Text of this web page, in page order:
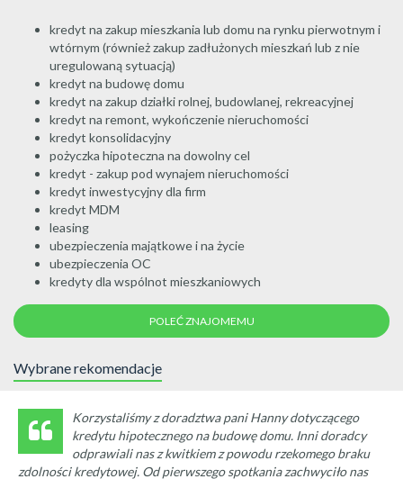
kredyt na zakup mieszkania lub domu na rynku pierwotnym i
wtórnym (również zakup zadłużonych mieszkań lub z nie
uregulowaną sytuacją)
kredyt na budowę domu
kredyt na zakup działki rolnej, budowlanej, rekreacyjnej
kredyt na remont, wykończenie nieruchomości
kredyt konsolidacyjny
pożyczka hipoteczna na dowolny cel
kredyt - zakup pod wynajem nieruchomości
kredyt inwestycyjny dla firm
kredyt MDM
leasing
ubezpieczenia majątkowe i na życie
ubezpieczenia OC
kredyty dla wspólnot mieszkaniowych
POLEĆ ZNAJOMEMU
Wybrane rekomendacje
Korzystaliśmy z doradztwa pani Hanny dotyczącego
kredytu hipotecznego na budowę domu. Inni doradcy
odprawiali nas z kwitkiem z powodu rzekomego braku
zdolności kredytowej. Od pierwszego spotkania zachwyciło nas